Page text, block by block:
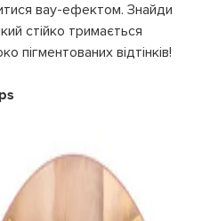
вау-ефектом. Знайди
стійко тримається
пігментованих відтінків!